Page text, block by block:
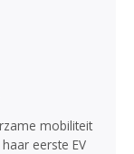
mobiliteit
eerste EV